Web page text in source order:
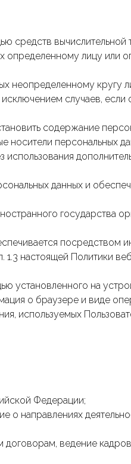
средств вычислительной
определенному лицу или
неопределенному кругу
случаев, если
содержание
носители персональных
использования
данных и
государства
посредством
настоящей Политики
установленного на
о браузере и виде
используемых
Федерации;
о направлениях
договорам, ведение